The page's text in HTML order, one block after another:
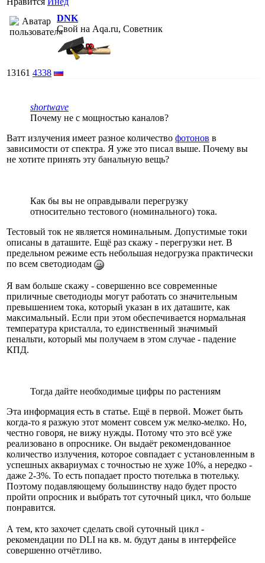
DNK
Свой на Aqa.ru, Советник
13161 4338
shortwave
Почему не с мощностью каналов?
Ватт излучения имеет разное количество фотонов в
зависимости от спектра. Я уже это писал выше. Почему вы
не хотите принять эту банальную вещь?
Как бы вы не оправдывали перегрузку
относительно тестового (номинального) тока.
Тестовый ток не является номинальным. Допустимые токи
описаны в даташите. Ещё раз скажу - перегрузки нет. В
предельном режиме есть небольшая недогрузка практически
по всем светодиодам
Я вам больше скажу - совершенно все современные
приличные светодиоды могут работать со значительным
превышением тока, который указан в их даташите, как
максимальный. Если при этом обеспечивается нормальная
температура кристалла, то единственный значимый
пенальти, который мы получаем в этом случае - падение
КПД.
Тогда дайте необходимые цифры по растениям
Эта информация есть в статье. Ещё в первой. Может быть
когда-то я разжую этот момент совсем уж мелко-мелко. Но,
честно говоря, не вижу нужды. Потому что это всё уже
реализовано в опроснике. Он выдаёт рекомендованное
количество излучения, которое совпадает с установленным в
успешных аквариумах с точностью не хуже 10%, а нередко -
даже 2-3%. То есть попадает просто тютелька в тютельку.
Поэтому подавляющему большинству надо будет просто
пройти опросник и выбрать тот суточный цикл, что больше
понравится.
А тем, кто захочет сделать свой суточный цикл -
рекомендации по DLI на кв. м. будут даны в интерфейсе
совершенно отчётливо.